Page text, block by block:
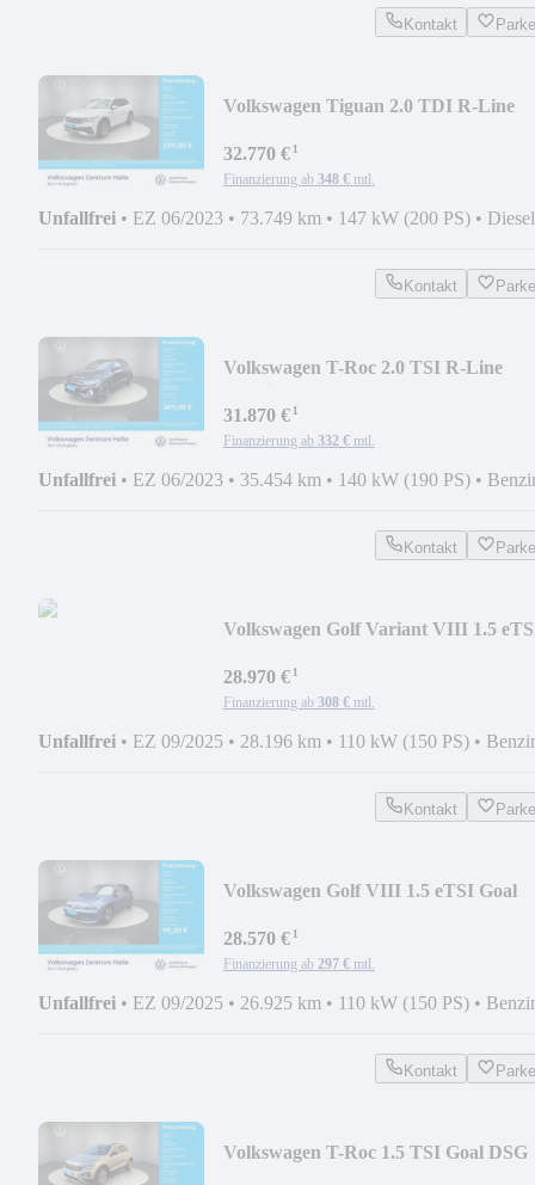
Kontakt
Volkswagen Tiguan 2.0 TDI R-Line
32.770 €¹
Finanzierung ab 348 € mtl.
Unfallfrei • EZ 06/2023 • 73.749 km • 147 kW (200 PS) • Diesel
Kontakt
Volkswagen T-Roc 2.0 TSI R-Line
31.870 €¹
Finanzierung ab 332 € mtl.
Unfallfrei • EZ 06/2023 • 35.454 km • 140 kW (190 PS) •
Kontakt
Volkswagen Golf Variant VIII 1.5
28.970 €¹
Finanzierung ab 308 € mtl.
Unfallfrei • EZ 09/2025 • 28.196 km • 110 kW (150 PS) •
Kontakt
Volkswagen Golf VIII 1.5 eTSI Goal
28.570 €¹
Finanzierung ab 297 € mtl.
Unfallfrei • EZ 09/2025 • 26.925 km • 110 kW (150 PS) •
Kontakt
Volkswagen T-Roc 1.5 TSI Goal DSG